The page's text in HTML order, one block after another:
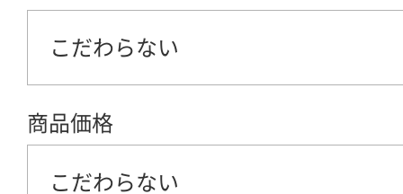
こだわらない
商品価格
こだわらない